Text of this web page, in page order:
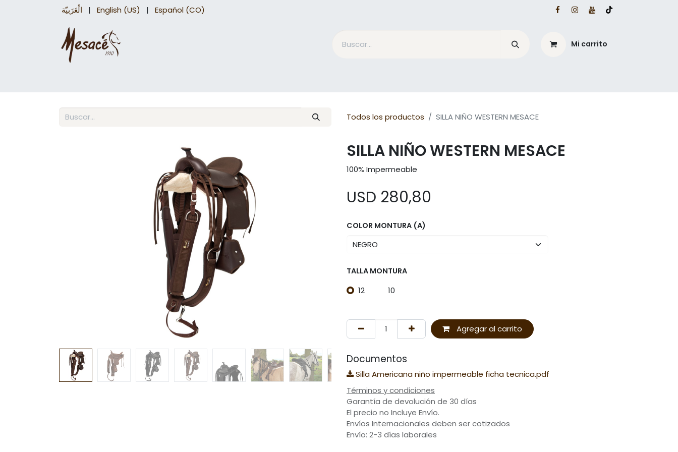
الْعَرَبيّة | English (US) | Español (CO)
Mi carrito
Todos los productos SILLA NIÑO WESTERN MESACE
SILLA NIÑO WESTERN MESACE
100% Impermeable
USD 280,80
COLOR MONTURA (A)
TALLA MONTURA
12 10
Agregar al carrito
Documentos
Silla Americana niño impermeable ficha tecnica.pdf
Términos y condiciones
Garantía de devolución de 30 días
El precio no Incluye Envío.
Envíos Internacionales deben ser cotizados
Envío: 2-3 días laborales